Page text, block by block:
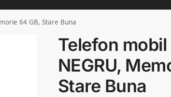
64 GB, Stare Buna
Telefon
NEGRU,
Stare Buna